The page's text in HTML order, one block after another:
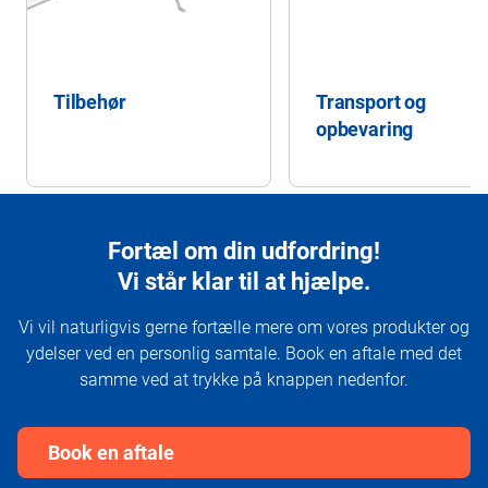
Tilbehør
Transport og
opbevaring
Fortæl om din udfordring!
Vi står klar til at hjælpe.
Vi vil naturligvis gerne fortælle mere om vores produkter og
ydelser ved en personlig samtale. Book en aftale med det
samme ved at trykke på knappen nedenfor.
Book en aftale